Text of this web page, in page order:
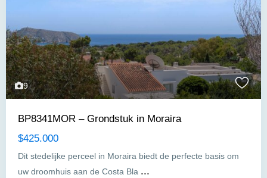
9
BP8341MOR – Grondstuk in Moraira
$425.000
Dit stedelijke perceel in Moraira biedt de perfecte basis om
uw droomhuis aan de Costa Bla ...